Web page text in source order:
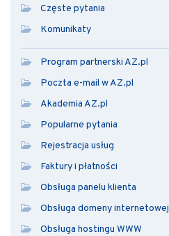
Częste pytania
Komunikaty
Program partnerski AZ.pl
Poczta e-mail w AZ.pl
Akademia AZ.pl
Popularne pytania
Rejestracja usług
Faktury i płatności
Obsługa panelu klienta
Obsługa domeny internetowej
Obsługa hostingu WWW